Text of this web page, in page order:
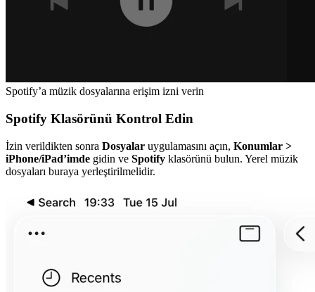
Spotify’a müzik dosyalarına erişim izni verin
Spotify Klasörünü Kontrol Edin
İzin verildikten sonra Dosyalar uygulamasını açın, Konumlar >
iPhone/iPad’imde gidin ve Spotify klasörünü bulun. Yerel müzik
dosyaları buraya yerleştirilmelidir.